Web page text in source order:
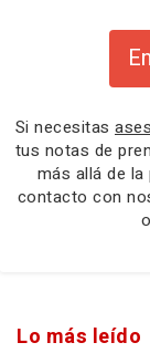
Si necesitas
tus notas de
más allá de la
contacto con
Lo más leído